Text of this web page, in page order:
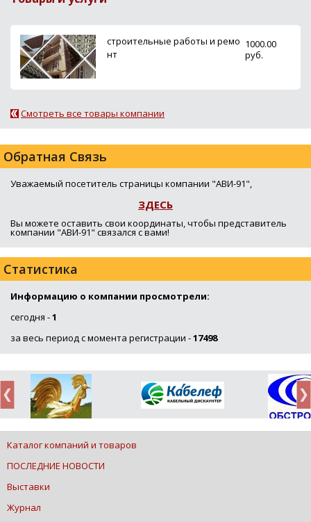
строительные работы и ремо
нт
1000.00
руб.
Смотреть все товары компании
Обратная Связь
Уважаемый посетитель страницы компании "АВИ-91",
ЗДЕСЬ
Вы можете оставить свои координаты, чтобы представитель
компании "АВИ-91" связался с вами!
Статистика
Информацию о компании просмотрели:
сегодня -1
за весь период с момента регистрации -17498
Каталог компаний и товаров
ПОСЛЕДНИЕ НОВОСТИ
Выставки
Журнал